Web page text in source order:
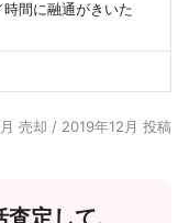
間に融通がきいた
売却 / 2019年12月 投稿
定して、